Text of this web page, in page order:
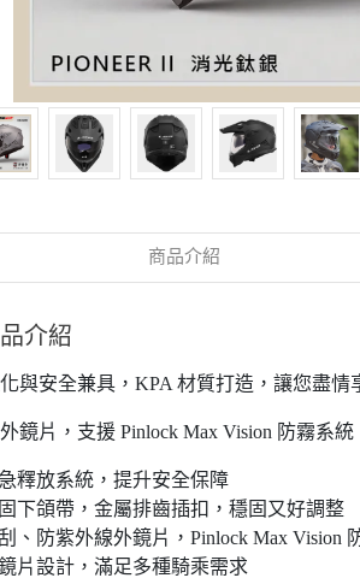
商品介紹
介紹
與安全兼具，KPA 材質打造，讓您盡
鏡片，支援 Pinlock Max Vision 防霧系
釋放系統，提升安全保障
下頜帶，金屬排齒插扣，穩固又好調整
、防紫外線外鏡片，Pinlock Max Vision
片設計，滿足多種騎乘需求